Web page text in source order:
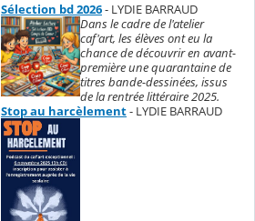
Sélection bd 2026- LYDIE BARRAUD
Dans le cadre de l'atelier
caf'art, les élèves ont eu la
chance de découvrir en avant-
première une quarantaine de
titres bande-dessinées, issus
de la rentrée littéraire 2025.
Stop au harcèlement- LYDIE BARRAUD